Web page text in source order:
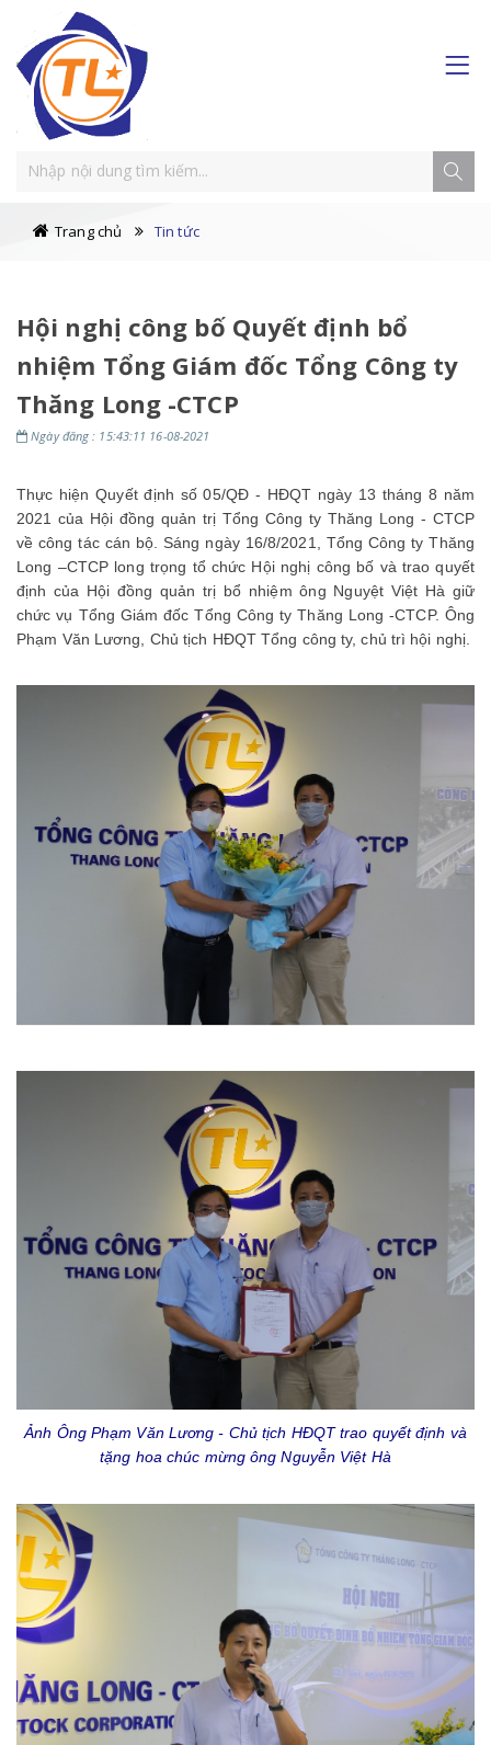
Trang chủ Tin tức
Hội nghị công bố Quyết định bổ
nhiệm Tổng Giám đốc Tổng Công ty
Thăng Long -CTCP
Ngày đăng : 15:43:11 16-08-2021
Thực hiện Quyết định số 05/QĐ - HĐQT ngày 13 tháng 8 năm
2021 của Hội đồng quản trị Tổng Công ty Thăng Long - CTCP
về công tác cán bộ. Sáng ngày 16/8/2021, Tổng Công ty Thăng
Long –CTCP long trọng tổ chức Hội nghị công bố và trao quyết
định của Hội đồng quản trị bổ nhiệm ông Nguyệt Việt Hà giữ
chức vụ Tổng Giám đốc Tổng Công ty Thăng Long -CTCP. Ông
Phạm Văn Lương, Chủ tịch HĐQT Tổng công ty, chủ trì hội nghị.
Ảnh Ông Phạm Văn Lương - Chủ tịch HĐQT trao quyết định và
tặng hoa chúc mừng ông Nguyễn Việt Hà